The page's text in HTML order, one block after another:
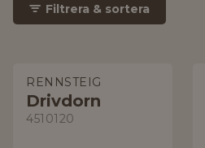
Filtrera & sortera
RENNSTEIG
Drivdorn
4510120